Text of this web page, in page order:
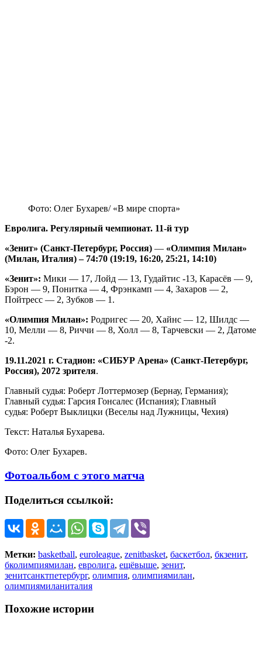
Фото: Олег Бухарев/ «В мире спорта»
Евролига. Регулярный чемпионат. 11-й тур
«Зенит» (Санкт-Петербург, Россия) — «Олимпия Милан»
(Милан, Италия) – 74:70 (19:19, 16:20, 25:21, 14:10)
«Зенит»: Мики — 17, Лойд — 13, Гудайтис -13, Карасёв — 9,
Бэрон — 9, Понитка — 4, Фрэнкамп — 4, Захаров — 2,
Пойтресс — 2, Зубков — 1.
«Олимпия Милан»: Родригес — 20, Хайнс — 12, Шилдс —
10, Мелли — 8, Риччи — 8, Холл — 8, Тарчевски — 2, Датоме
-2.
19.11.2021 г. Стадион: «СИБУР Арена» (Санкт-Петербург,
Россия), 2072 зрителя.
Главный судья: Роберт Лоттермозер (Бернау, Германия);
Главный судья: Гарсия Гонсалес (Испания); Главный
судья: Роберт Выклицки (Веселы над Лужницы, Чехия)
Текст: Наталья Бухарева.
Фото: Олег Бухарев.
Фотоальбом с этого матча
Поделиться ссылкой:
Метки: basketball, euroleague, zenitbasket, баскетбол, бкзенит,
бколимпиямилан, евролига, ещёвыше, зенит,
зенитсанктпетербург, олимпия, олимпиямилан,
олимпиямиланиталия
Похожие истории